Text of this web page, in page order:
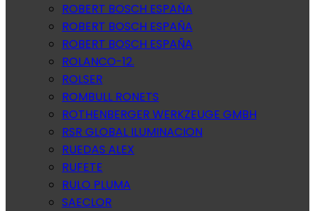
ROBERT BOSCH ESPAÑA
ROBERT BOSCH ESPAÑA
ROBERT BOSCH ESPAÑA
ROLANCO-12.
ROLSER
ROMBULL RONETS
ROTHENBERGER WERKZEUGE GMBH
RSR GLOBAL ILUMINACION
RUEDAS ALEX
RUFETE
RULO PLUMA
SAECLOR